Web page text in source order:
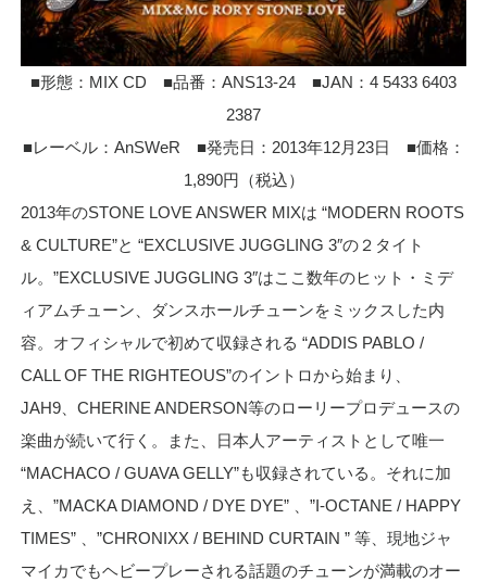
■形態：MIX CD ■品番：ANS13-24 ■JAN：4 5433 6403
2387
■レーベル：AnSWeR ■発売日：2013年12月23日 ■価格：
1,890円（税込）
2013年のSTONE LOVE ANSWER MIXは “MODERN ROOTS
& CULTURE”と “EXCLUSIVE JUGGLING 3″の２タイト
ル。”EXCLUSIVE JUGGLING 3″はここ数年のヒット・ミデ
ィアムチューン、ダンスホールチューンをミックスした内
容。オフィシャルで初めて収録される “ADDIS PABLO /
CALL OF THE RIGHTEOUS”のイントロから始まり、
JAH9、CHERINE ANDERSON等のローリープロデュースの
楽曲が続いて行く。また、日本人アーティストとして唯一
“MACHACO / GUAVA GELLY”も収録されている。それに加
え、”MACKA DIAMOND / DYE DYE” 、”I-OCTANE / HAPPY
TIMES” 、”CHRONIXX / BEHIND CURTAIN ” 等、現地ジャ
マイカでもヘビープレーされる話題のチューンが満載のオー